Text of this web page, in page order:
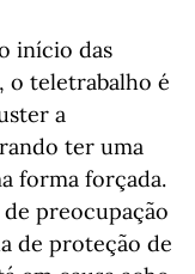
início das
o teletrabalho é
a
ter uma
forma forçada.
preocupação
de proteção de